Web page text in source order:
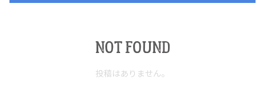
NOT FOUND
投稿はありません。